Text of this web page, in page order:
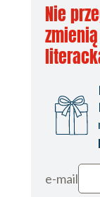
Nie
e-mail